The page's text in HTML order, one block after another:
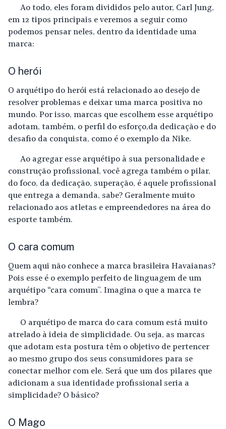
Ao todo, eles foram divididos pelo autor, Carl Jung,
em 12 tipos principais e veremos a seguir como
podemos pensar neles, dentro da identidade uma
marca:
O herói
O arquétipo do herói está relacionado ao desejo de
resolver problemas e deixar uma marca positiva no
mundo. Por isso, marcas que escolhem esse arquétipo
adotam, também, o perfil do esforço,da dedicação e do
desafio da conquista, como é o exemplo da Nike.
Ao agregar esse arquétipo à sua personalidade e
construção profissional, você agrega também o pilar,
do foco, da dedicação, superação, é aquele profissional
que entrega a demanda, sabe? Geralmente muito
relacionado aos atletas e empreendedores na área do
esporte também.
O cara comum
Quem aqui não conhece a marca brasileira Havaianas?
Pois esse é o exemplo perfeito de linguagem de um
arquétipo “cara comum”. Imagina o que a marca te
lembra?
O arquétipo de marca do cara comum está muito
atrelado à ideia de simplicidade. Ou seja, as marcas
que adotam esta postura têm o objetivo de pertencer
ao mesmo grupo dos seus consumidores para se
conectar melhor com ele. Será que um dos pilares que
adicionam a sua identidade profissional seria a
simplicidade? O básico?
O Mago